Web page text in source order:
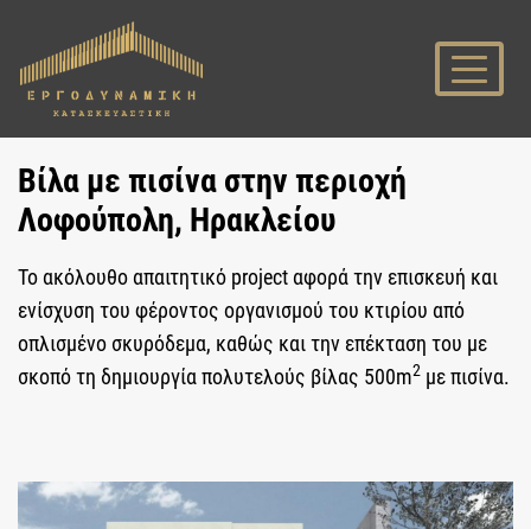
Βίλα με πισίνα στην περιοχή
Λοφούπολη, Ηρακλείου
Το ακόλουθο απαιτητικό project αφορά την επισκευή και
ενίσχυση του φέροντος οργανισμού του κτιρίου από
οπλισμένο σκυρόδεμα, καθώς και την επέκταση του με
σκοπό τη δημιουργία πολυτελούς βίλας 500m2 με πισίνα.